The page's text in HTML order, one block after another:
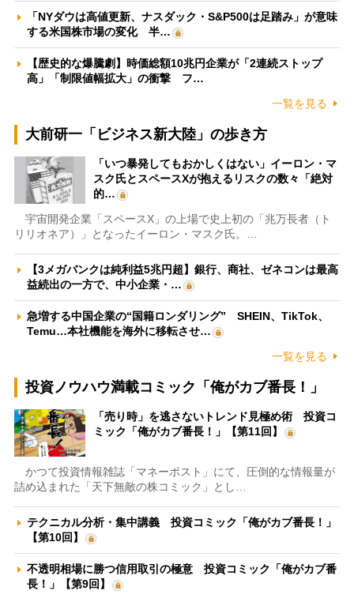
「NYダウは高値更新、ナスダック・S&P500は足踏み」が意味
する米国株市場の変化 半…
【歴史的な爆騰劇】時価総額10兆円企業が「2連続ストップ
高」「制限値幅拡大」の衝撃 フ…
一覧を見る
大前研一「ビジネス新大陸」の歩き方
「いつ暴発してもおかしくはない」イーロン・マ
スク氏とスペースXが抱えるリスクの数々「絶対
的…
宇宙開発企業「スペースX」の上場で史上初の「兆万長者（ト
リリオネア）」となったイーロン・マスク氏。…
【3メガバンクは純利益5兆円超】銀行、商社、ゼネコンは最高
益続出の一方で、中小企業・…
急増する中国企業の“国籍ロンダリング” SHEIN、TikTok、
Temu…本社機能を海外に移転させ…
一覧を見る
投資ノウハウ満載コミック「俺がカブ番長！」
「売り時」を逃さないトレンド見極め術 投資コ
ミック「俺がカブ番長！」【第11回】
かつて投資情報雑誌「マネーポスト」にて、圧倒的な情報量が
詰め込まれた「天下無敵の株コミック」とし…
テクニカル分析・集中講義 投資コミック「俺がカブ番長！」
【第10回】
不透明相場に勝つ信用取引の極意 投資コミック「俺がカブ番
長！」【第9回】